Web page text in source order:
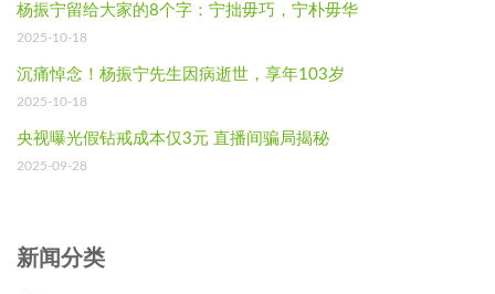
杨振宁留给大家的8个字：宁拙毋巧，宁朴毋华
2025-10-18
沉痛悼念！杨振宁先生因病逝世，享年103岁
2025-10-18
央视曝光假钻戒成本仅3元 直播间骗局揭秘
2025-09-28
新闻分类